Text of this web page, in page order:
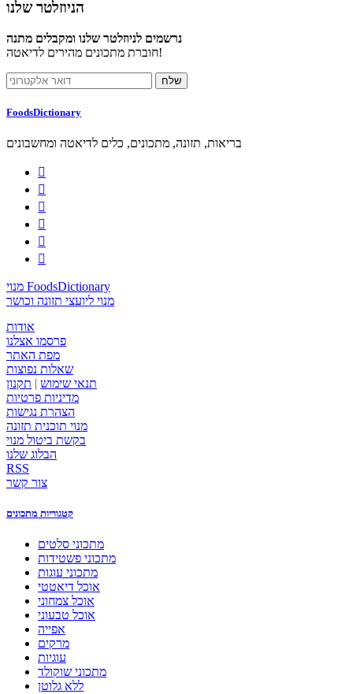
הניוזלטר שלנו
נרשמים לניוזלטר שלנו ומקבלים מתנה
חוברת מתכונים מהירים לדיאטה!
FoodsDictionary
בריאות, תזונה, מתכונים, כלים לדיאטה ומחשבונים






מנוי FoodsDictionary
מנוי ליועצי תזונה וכושר
אודות
פרסמו אצלנו
מפת האתר
שאלות נפוצות
תנאי שימוש | תקנון
מדיניות פרטיות
הצהרת נגישות
מנוי תוכנית תזונה
בקשת ביטול מנוי
הבלוג שלנו
RSS
צור קשר
קטגוריות מתכונים
מתכוני סלטים
מתכוני פשטידות
מתכוני עוגות
אוכל דיאטטי
אוכל צמחוני
אוכל טבעוני
אפייה
מרקים
עוגיות
מתכוני שוקולד
ללא גלוטן